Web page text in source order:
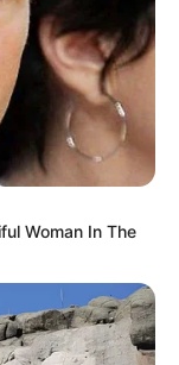
Woman In The